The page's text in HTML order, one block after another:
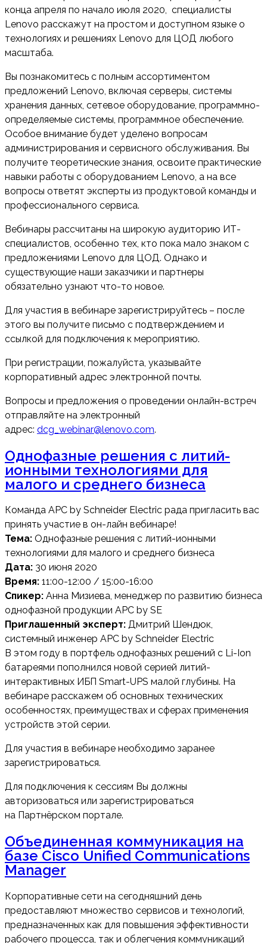
конца апреля по начало июля 2020, специалисты
Lenovo расскажут на простом и доступном языке о
технологиях и решениях Lenovo для ЦОД любого
масштаба.
Вы познакомитесь с полным ассортиментом
предложений Lenovo, включая серверы, системы
хранения данных, сетевое оборудование, программно-
определяемые системы, программное обеспечение.
Особое внимание будет уделено вопросам
администрирования и сервисного обслуживания. Вы
получите теоретические знания, освоите практические
навыки работы с оборудованием Lenovo, а на все
вопросы ответят эксперты из продуктовой команды и
профессионального сервиса.
Вебинары рассчитаны на широкую аудиторию ИТ-
специалистов, особенно тех, кто пока мало знаком с
предложениями Lenovo для ЦОД. Однако и
существующие наши заказчики и партнеры
обязательно узнают что-то новое.
Для участия в вебинаре зарегистрируйтесь – после
этого вы получите письмо с подтверждением и
ссылкой для подключения к мероприятию.
При регистрации, пожалуйста, указывайте
корпоративный адрес электронной почты.
Вопросы и предложения о проведении онлайн-встреч
отправляйте на электронный
адрес: dcg_webinar@lenovo.com.
Однофазные решения с литий-
ионными технологиями для
малого и среднего бизнеса
Команда APC by Schneider Electric рада пригласить вас
принять участие в он-лайн вебинаре!
Тема: Однофазные решения с литий-ионными
технологиями для малого и среднего бизнеса
Дата: 30 июня 2020
Время: 11:00-12:00 / 15:00-16:00
Спикер: Анна Мизиева, менеджер по развитию бизнеса
однофазной продукции АРС by SE
Приглашенный эксперт: Дмитрий Шендюк,
системный инженер АРС by Schneider Electric
В этом году в портфель однофазных решений с Li-Ion
батареями пополнился новой серией литий-
интерактивных ИБП Smart-UPS малой глубины. На
вебинаре расскажем об основных технических
особенностях, преимуществах и сферах применения
устройств этой серии.
Для участия в вебинаре необходимо заранее
зарегистрироваться.
Для подключения к сессиям Вы должны
авторизоваться или зарегистрироваться
на Партнёрском портале.
Объединенная коммуникация на
базе Cisco Unified Communications
Manager
Корпоративные сети на сегодняшний день
предоставляют множество сервисов и технологий,
предназначенных как для повышения эффективности
рабочего процесса, так и облегчения коммуникаций